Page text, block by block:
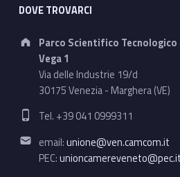
DOVE TROVARCI
Address:
Parco Scientifico
Vega 1
Via delle Industrie 19/d
30175 Venezia - Marghera (VE)
Phone number:
Tel. +39 041 0999311
Email address:
email:unione@ven.camcom.it
PEC:unioncamereveneto@pec.it